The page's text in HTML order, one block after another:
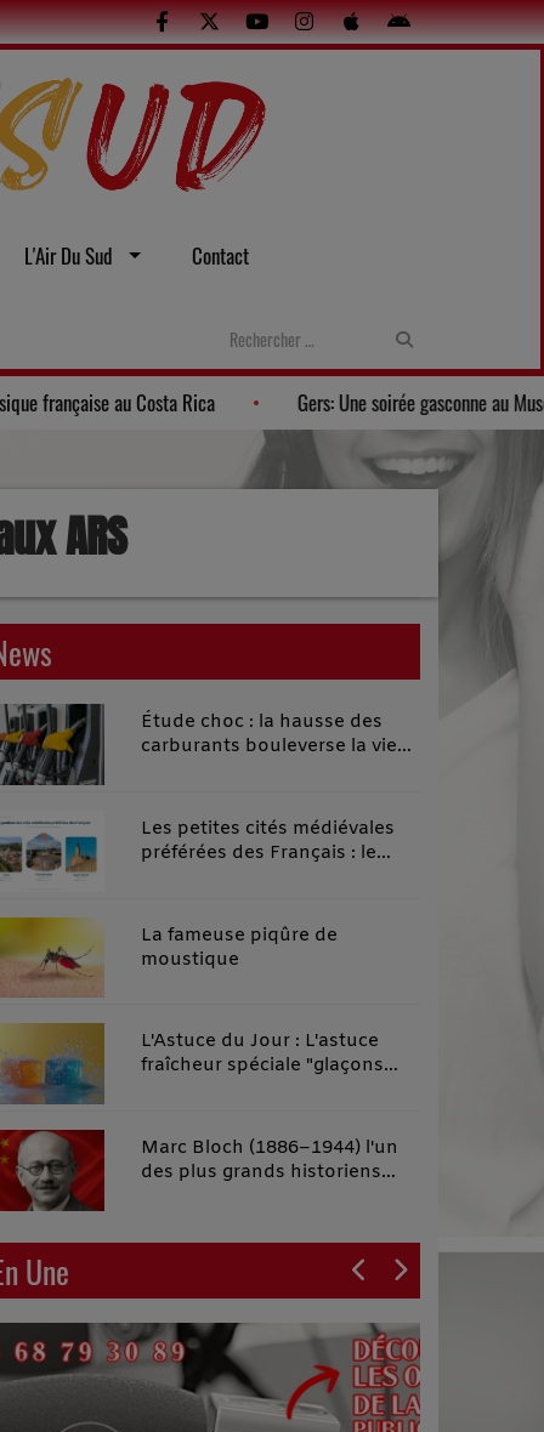
L'Air Du Sud Contact
Banda Los Pagayos fait rayonner la musique française au Costa Rica
ARS
Étude choc : la hausse des
carburants bouleverse la vie
Les petites cités médiévales
préférées des Français : le
La fameuse piqûre de
moustique
L'Astuce du Jour : L'astuce
fraîcheur spéciale "glaçons
Marc Bloch (1886–1944) l'un
des plus grands historiens
Une